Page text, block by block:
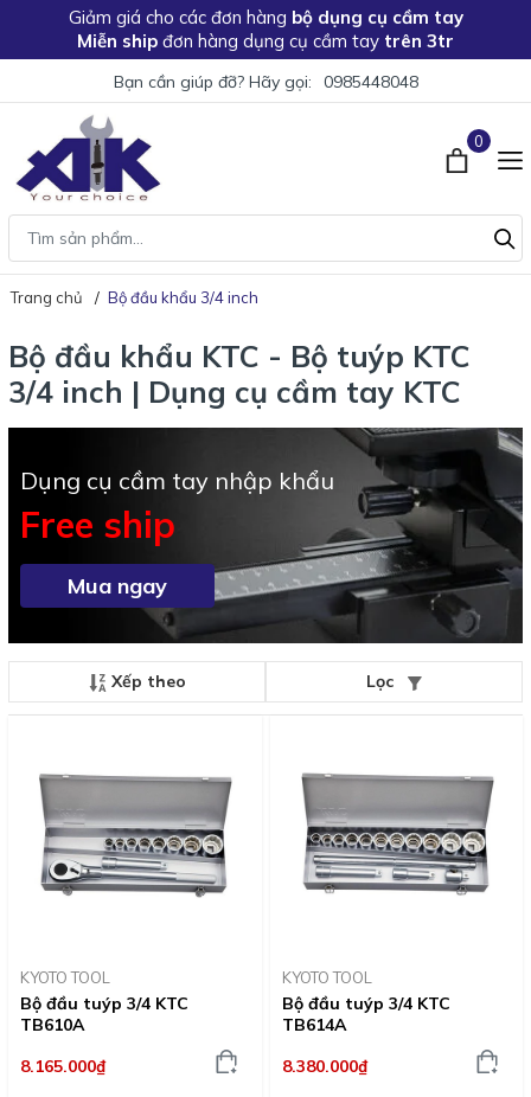
Giảm giá cho các đơn hàng bộ dụng cụ cầm tay
Miễn ship đơn hàng dụng cụ cầm tay trên 3tr
Bạn cần giúp đỡ? Hãy gọi: 0985448048
0
Trang chủ Bộ đầu khẩu 3/4 inch
Bộ đầu khẩu KTC - Bộ tuýp KTC
3/4 inch | Dụng cụ cầm tay KTC
Dụng cụ cầm tay nhập khẩu
Free ship
Mua ngay
Xếp theo Lọc
KYOTO TOOL
Bộ đầu tuýp 3/4 KTC
TB610A
8.165.000₫
KYOTO TOOL
Bộ đầu tuýp 3/4 KTC
TB614A
8.380.000₫